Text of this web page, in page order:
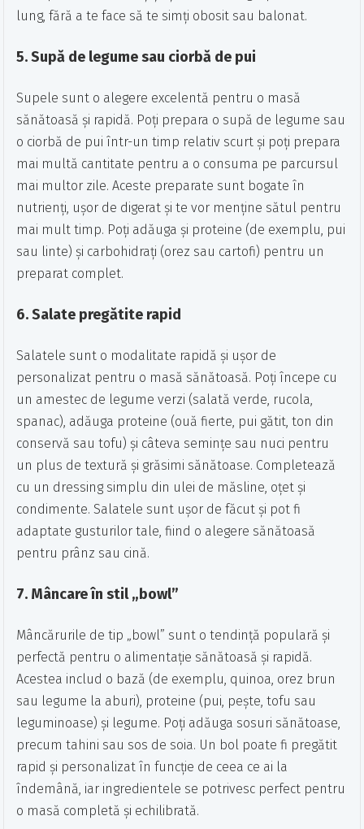
lung, fără a te face să te simți obosit sau balonat.
5.Supă de legume sau ciorbă de pui
Supele sunt o alegere excelentă pentru o masă
sănătoasă și rapidă. Poți prepara o supă de legume sau
o ciorbă de pui într-un timp relativ scurt și poți prepara
mai multă cantitate pentru a o consuma pe parcursul
mai multor zile. Aceste preparate sunt bogate în
nutrienți, ușor de digerat și te vor menține sătul pentru
mai mult timp. Poți adăuga și proteine (de exemplu, pui
sau linte) și carbohidrați (orez sau cartofi) pentru un
preparat complet.
6.Salate pregătite rapid
Salatele sunt o modalitate rapidă și ușor de
personalizat pentru o masă sănătoasă. Poți începe cu
un amestec de legume verzi (salată verde, rucola,
spanac), adăuga proteine (ouă fierte, pui gătit, ton din
conservă sau tofu) și câteva semințe sau nuci pentru
un plus de textură și grăsimi sănătoase. Completează
cu un dressing simplu din ulei de măsline, oțet și
condimente. Salatele sunt ușor de făcut și pot fi
adaptate gusturilor tale, fiind o alegere sănătoasă
pentru prânz sau cină.
7. Mâncare în stil „bowl”
Mâncărurile de tip „bowl” sunt o tendință populară și
perfectă pentru o alimentație sănătoasă și rapidă.
Acestea includ o bază (de exemplu, quinoa, orez brun
sau legume la aburi), proteine (pui, pește, tofu sau
leguminoase) și legume. Poți adăuga sosuri sănătoase,
precum tahini sau sos de soia. Un bol poate fi pregătit
rapid și personalizat în funcție de ceea ce ai la
îndemână, iar ingredientele se potrivesc perfect pentru
o masă completă și echilibrată.